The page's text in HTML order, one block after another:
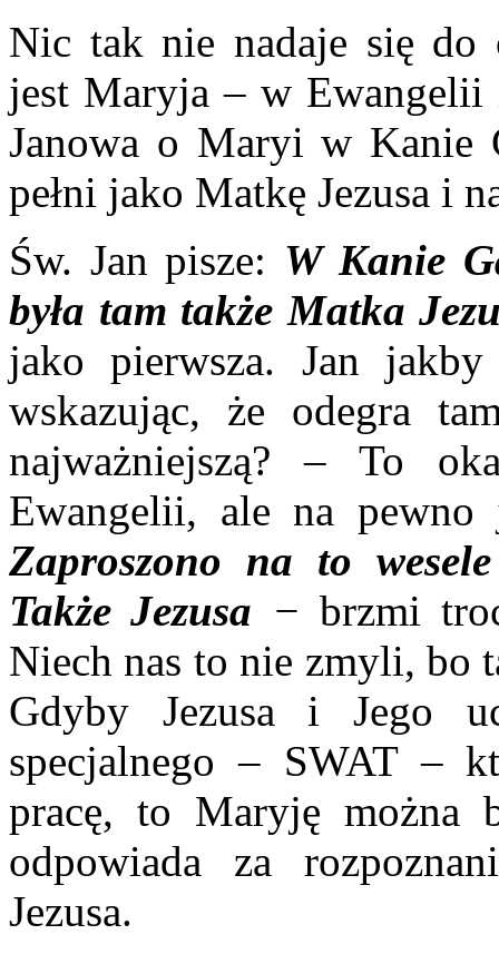
Nic tak nie nadaje się do
jest Maryja – w
Janowa o Maryi w Kanie
pełni jako Matkę Jezusa i
Św. Jan pisze: W Kanie
była tam także Matka
jako pierwsza. Jan
wskazując, że odegra
najważniejszą? – To
Ewangelii, ale na
Zaproszono na to
Także Jezusa −brzmi
Niech nas to nie zmyli, bo
Gdyby Jezusa i Jego
specjalnego – SWAT –
pracę, to Maryję można
odpowiada za
Jezusa.